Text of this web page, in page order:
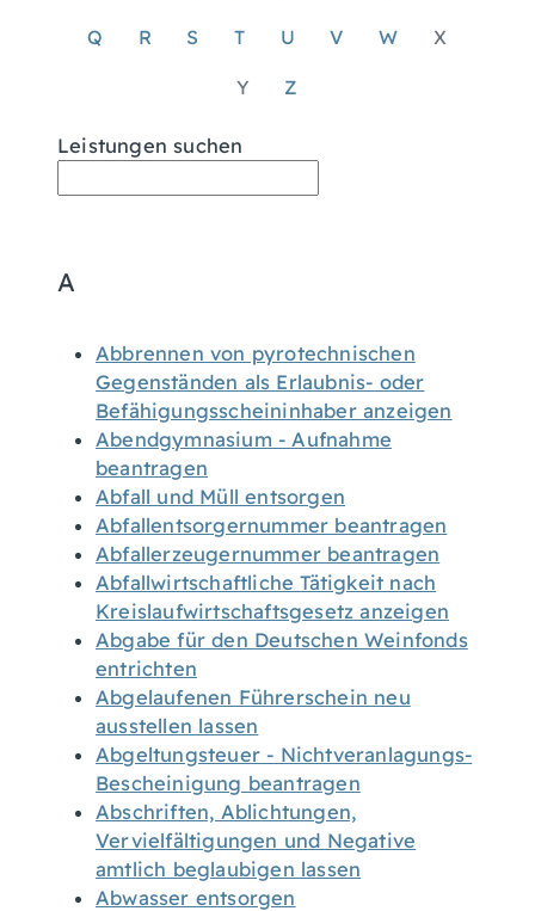
Q R S T U V W X
Y Z
Leistungen suchen
A
Abbrennen von pyrotechnischen
Gegenständen als Erlaubnis- oder
Befähigungsscheininhaber anzeigen
Abendgymnasium - Aufnahme
beantragen
Abfall und Müll entsorgen
Abfallentsorgernummer beantragen
Abfallerzeugernummer beantragen
Abfallwirtschaftliche Tätigkeit nach
Kreislaufwirtschaftsgesetz anzeigen
Abgabe für den Deutschen Weinfonds
entrichten
Abgelaufenen Führerschein neu
ausstellen lassen
Abgeltungsteuer - Nichtveranlagungs-
Bescheinigung beantragen
Abschriften, Ablichtungen,
Vervielfältigungen und Negative
amtlich beglaubigen lassen
Abwasser entsorgen